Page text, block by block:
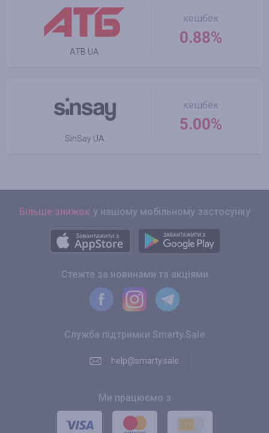
ATB UA
кешбек
0.88%
SinSay UA
кешбек
5.00%
Більше знижок у нашому мобільному застосунку
Стежте за новинами та акціями
Служба підтримки Smarty.Sale
help@smarty.sale
Ми працюємо з